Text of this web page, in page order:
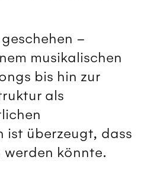
–
musikalischen
bis hin zur
als
ist überzeugt, dass
werden könnte.